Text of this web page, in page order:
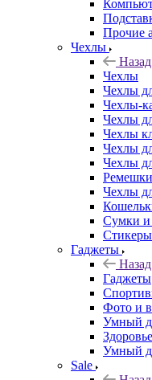
Прочие
Чехлы
Назад
Чехлы
Чехлы
Чехлы-
Чехлы
Чехлы
Чехлы
Чехлы
Чехлы
Сумки и
Стикеры
Гаджеты
Назад
Гаджеты
Фото и
Умный
Здоровье
Умный
Sale